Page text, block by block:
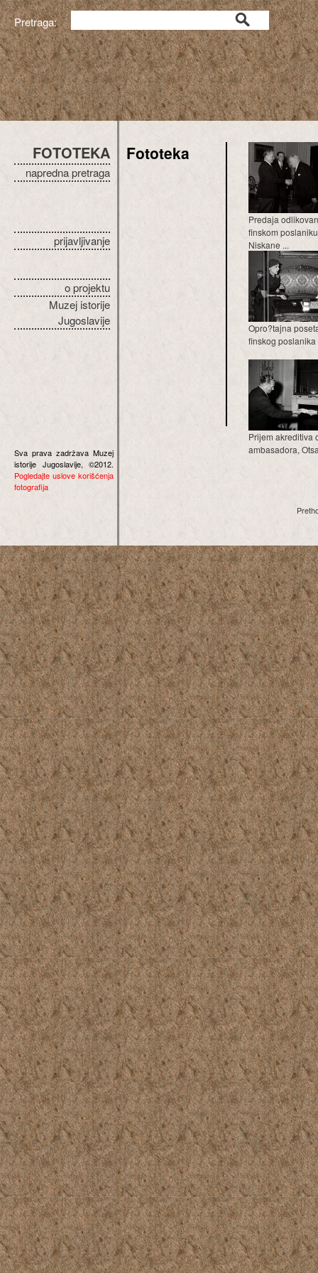
Pretraga:
FOTOTEKA
napredna pretraga
prijavljivanje
o projektu
Muzej istorije
Jugoslavije
Sva prava zadržava Muzej
istorije Jugoslavije, ©2012.
Pogledajte uslove korišćenja
fotografija
Fototeka
Predaja
finskom
Niskane ...
Opro?tajna
finskog poslanika
Prijem akreditiva
ambasadora,